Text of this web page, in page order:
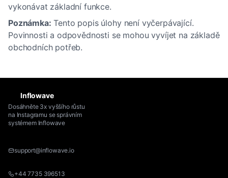
vykonávat základní funkce.
Poznámka: Tento popis úlohy není vyčerpávající.
Povinnosti a odpovědnosti se mohou vyvíjet na základě
obchodních potřeb.
Inflowave
Dosáhněte 3x vyššího růstu
na Instagramu se správním
systémem Inflowave
support@inflowave.io
+44 7735 396513